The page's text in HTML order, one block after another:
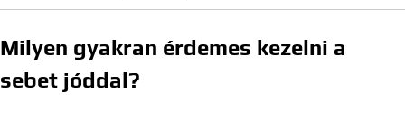
Milyen gyakran érdemes kezelni a
sebet jóddal?